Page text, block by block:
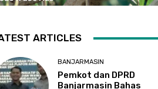
ARTICLES
BANJARMASIN
Pemkot dan DPRD
Banjarmasin Bahas